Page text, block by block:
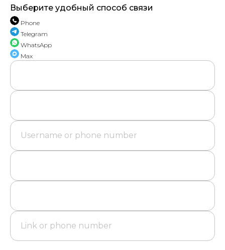
Выберите удобный способ связи
Phone
Telegram
WhatsApp
Max